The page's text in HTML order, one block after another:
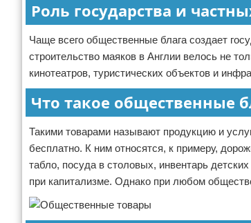
Роль государства и
Чаще всего общественные блага создает
строительство маяков в Англии велось не
кинотеатров, туристических объектов и
Что такое общественные
Такими товарами называют продукцию и
бесплатно. К ним относятся, к примеру,
табло, посуда в столовых, инвентарь
при капитализме. Однако при любом